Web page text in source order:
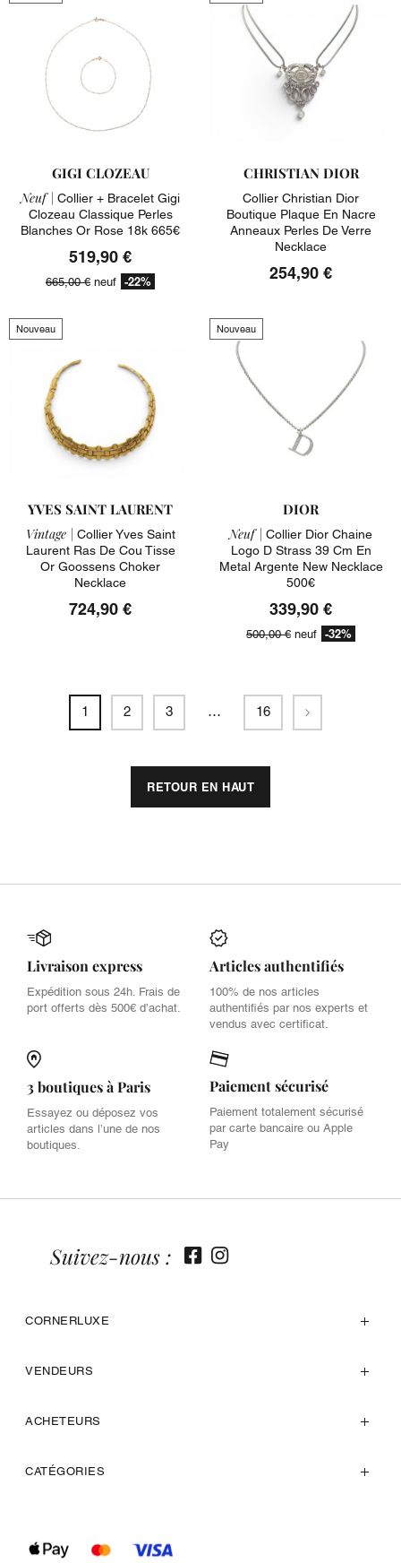
GIGI CLOZEAU
Neuf | Collier + Bracelet Gigi
Clozeau Classique Perles
Blanches Or Rose 18k 665€
519,90 €
665,00 € neuf -22%
CHRISTIAN DIOR
Collier Christian Dior
Boutique Plaque En Nacre
Anneaux Perles De Verre
Necklace
254,90 €
Nouveau
YVES SAINT LAURENT
Vintage | Collier Yves Saint
Laurent Ras De Cou Tisse
Or Goossens Choker
Necklace
724,90 €
Nouveau
DIOR
Neuf | Collier Dior Chaine
Logo D Strass 39 Cm En
Metal Argente New Necklace
500€
339,90 €
500,00 € neuf -32%
1 2 3 … 16 Suivant
RETOUR EN HAUT
Livraison express
Expédition sous 24h. Frais de
port offerts dès 500€ d’achat.
Articles authentifiés
100% de nos articles
authentifiés par nos experts et
vendus avec certificat.
3 boutiques à Paris
Essayez ou déposez vos
articles dans l’une de nos
boutiques.
Paiement sécurisé
Paiement totalement sécurisé
par carte bancaire ou Apple
Pay
CORNERLUXE
VENDEURS
ACHETEURS
CATÉGORIES
Suivez-nous :